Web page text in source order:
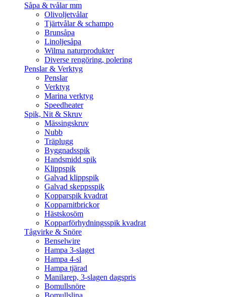
Såpa & tvålar mm
Olivoljetvålar
Tjärtvålar & schampo
Brunsåpa
Linoljesåpa
Wilma naturprodukter
Diverse rengöring, polering
Penslar & Verktyg
Penslar
Verktyg
Marina verktyg
Speedheater
Spik, Nit & Skruv
Mässingskruv
Nubb
Träplugg
Byggnadsspik
Handsmidd spik
Klippspik
Galvad klippspik
Galvad skeppsspik
Kopparspik kvadrat
Kopparnitbrickor
Hästskosöm
Kopparförhydningsspik kvadrat
Tågvirke & Snöre
Benselwire
Hampa 3-slaget
Hampa 4-sl
Hampa tjärad
Manilarep, 3-slagen dagspris
Bomullsnöre
Bomullslina